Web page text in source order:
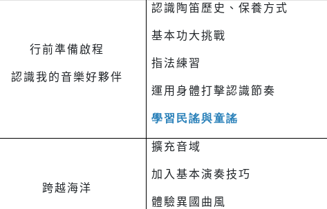
行前準備啟程
認識我的音樂好夥伴
認識陶笛歷史、保養方式
基本功大挑戰
指法練習
運用身體打擊認識節奏
學習民謠與童謠
跨越海洋
擴充音域
加入基本演奏技巧
體驗異國曲風